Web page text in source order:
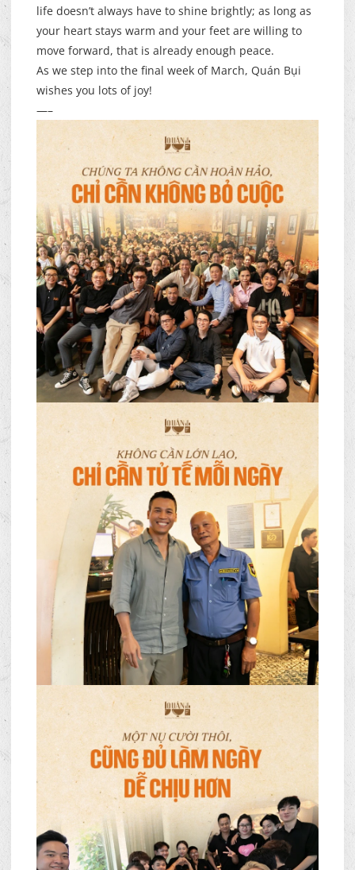
life doesn’t always have to shine brightly; as long as
your heart stays warm and your feet are willing to
move forward, that is already enough peace.
As we step into the final week of March, Quán Bụi
wishes you lots of joy!
—–